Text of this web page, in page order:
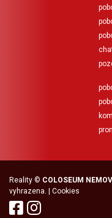
Reality © COLOSEUM
vyhrazena. | Cookies